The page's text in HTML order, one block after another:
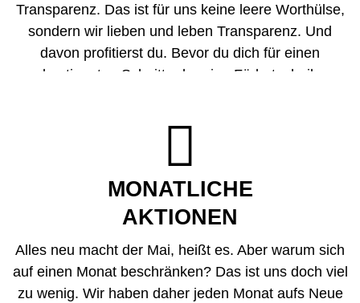
Transparenz. Das ist für uns keine leere Worthülse,
sondern wir lieben und leben Transparenz. Und
davon profitierst du. Bevor du dich für einen
bestimmten Schnitt oder eine Färbetechnik
bei KLIPP keine Frage des Budgets – wir loten mit
dir alle Optionen aus und finden das, was zu dir,

MONATLICHE
AKTIONEN
Alles neu macht der Mai, heißt es. Aber warum sich
auf einen Monat beschränken? Das ist uns doch viel
zu wenig. Wir haben daher jeden Monat aufs Neue